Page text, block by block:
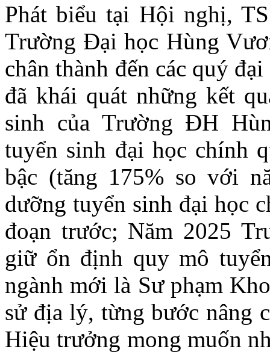
Phát biểu tại Hội nghị,
Trường Đại học Hùng
chân thành đến các quý
đã khái quát những kết
sinh của Trường ĐH
tuyển sinh đại học chính
bậc (tăng 175% so với
dưỡng tuyển sinh đại học
đoạn trước; Năm 2025
giữ ổn định quy mô
ngành mới là Sư phạm
sử địa lý, từng bước nâng
Hiệu trưởng mong muốn